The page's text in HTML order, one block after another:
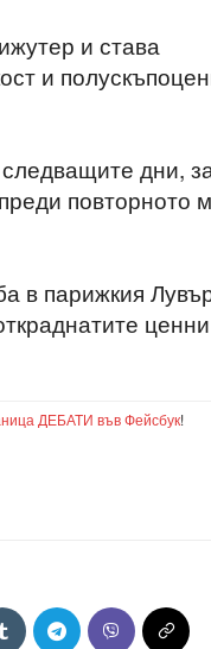
и става
и
дни,
повторното
в парижкия
ценни
ДЕБАТИ във Фейсбук!